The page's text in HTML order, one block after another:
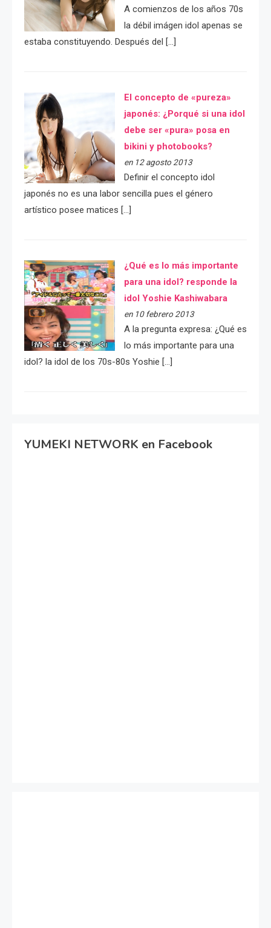
A comienzos de los años 70s
la débil imágen idol apenas se
estaba constituyendo. Después del […]
El concepto de «pureza»
japonés: ¿Porqué si una idol
debe ser «pura» posa en
bikini y photobooks?
en 12 agosto 2013
Definir el concepto idol
japonés no es una labor sencilla pues el género
artístico posee matices […]
¿Qué es lo más importante
para una idol? responde la
idol Yoshie Kashiwabara
en 10 febrero 2013
A la pregunta expresa: ¿Qué es
lo más importante para una
idol? la idol de los 70s-80s Yoshie […]
YUMEKI NETWORK en Facebook